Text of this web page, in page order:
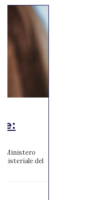
Ministero
del